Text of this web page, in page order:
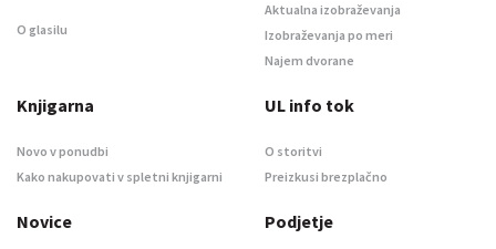
O glasilu
Aktualna izobraževanja
Izobraževanja po meri
Najem dvorane
Knjigarna
Novo v ponudbi
Kako nakupovati v spletni knjigarni
UL info tok
O storitvi
Preizkusi brezplačno
Novice Podjetje